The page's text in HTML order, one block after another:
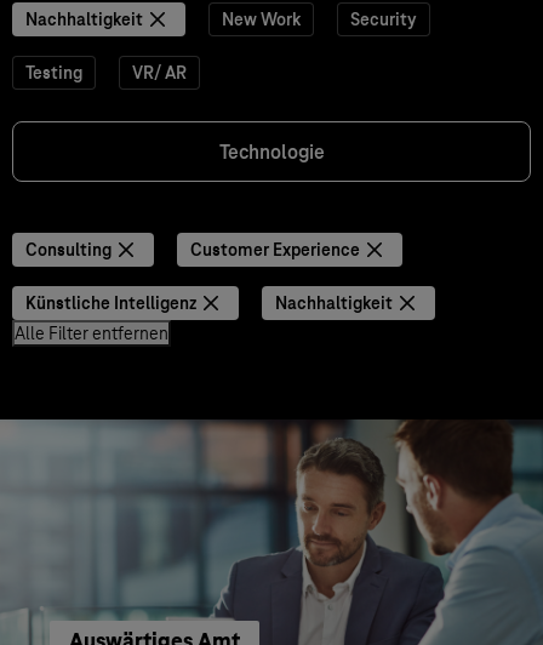
Nachhaltigkeit New Work Security
Testing VR/ AR
Technologie
Consulting Customer Experience
Künstliche Intelligenz
Nachhaltigkeit
Alle Filter entfernen